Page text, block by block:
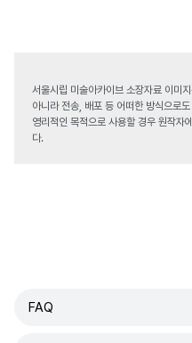
서울시립 미술아카이브 소장자료 이미
아니라 전송, 배포 등 어떠한 방식으로도
영리적인 목적으로 사용할 경우 원작자
다.
FAQ